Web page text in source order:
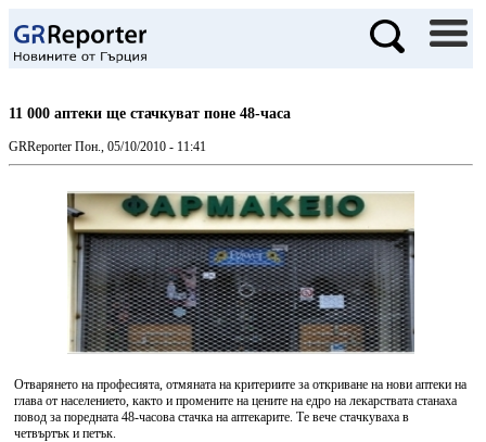
11 000 аптеки ще стачкуват поне 48-часа
GRReporter Пон., 05/10/2010 - 11:41
Отварянето на професията, отмяната на критериите за откриване на нови аптеки на
глава от населението, както и промените на цените на едро на лекарствата станаха
повод за поредната 48-часова стачка на аптекарите. Те вече стачкуваха в
четвъртък и петък.